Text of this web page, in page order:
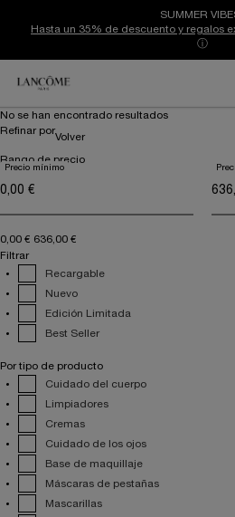
SUMMER
Hasta un 35% de descuento y regalos
ⓘ
Contenido principal
No se han encontrado resultados
Refinar por
Volver
Rango de precio
Precio mínimo
0,00 € 636,00 €
Filtrar
Recargable
Nuevo
Edición Limitada
Best Seller
Por tipo de producto
Cuidado del cuerpo
Limpiadores
Cremas
Cuidado de los ojos
Base de maquillaje
Máscaras de pestañas
Mascarillas